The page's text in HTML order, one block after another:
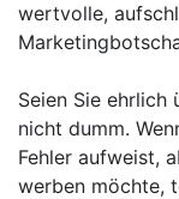
wertvolle,
Seien Sie ehrlich
nicht dumm.
Fehler aufweist,
werben möchte,